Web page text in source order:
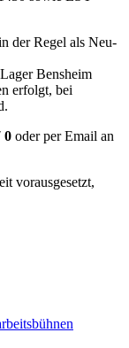
der Regel als Neu-
Bensheim
erfolgt, bei
0 oder per Email an
vorausgesetzt,